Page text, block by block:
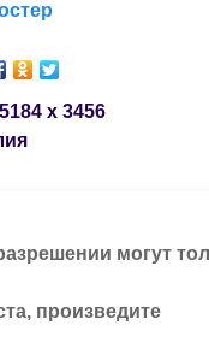
5184 x 3456
могут
произведите